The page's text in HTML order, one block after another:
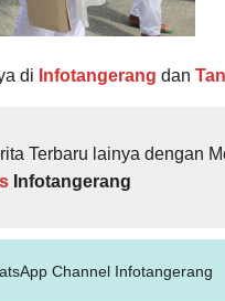
di Infotangerang dan
Terbaru lainya dengan
Infotangerang
Channel Infotangerang